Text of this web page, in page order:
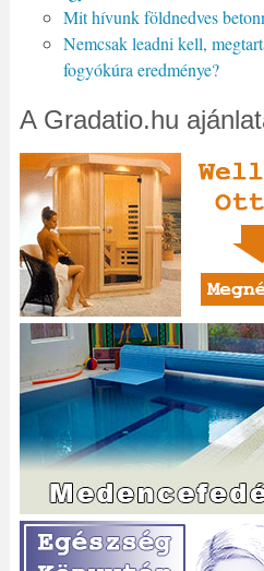
Mit hívunk földnedves
Nemcsak leadni kell,
fogyókúra eredménye?
A Gradatio.hu